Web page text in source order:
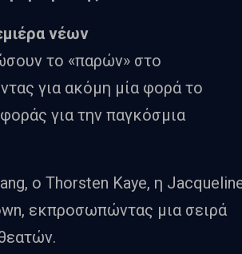
νέων
το «παρών» στο
για ακόμη μία φορά το
για την παγκόσμια
ο Thorsten Kaye, η
εκπροσωπώντας μια σειρά